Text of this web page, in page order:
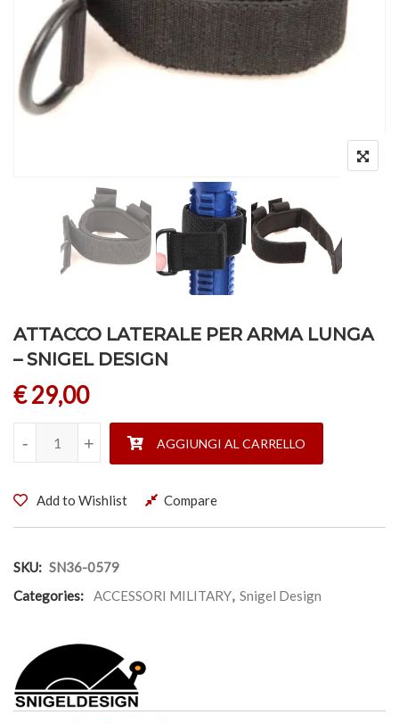
ATTACCO LATERALE PER ARMA LUNGA
– SNIGEL DESIGN
€29,00
ATTACCO LATERALE PER ARMA LUNGA - SNIGEL DESIGN
+
- +
- AGGIUNGI AL CARRELLO
Add to Wishlist Compare
SKU: SN36-0579
Categories:
ACCESSORI MILITARY, Snigel Design